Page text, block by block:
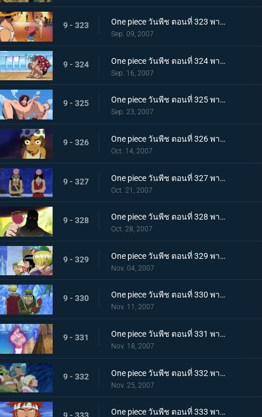
9 - 323 One piece วันพีช ตอนที่ 323 พากย์ไทย ออกจากเมืองแห่งน้ำ! การสะสางของลูกผู้ชายนายอุซป!
Sep. 09, 2007
9 - 324 One piece วันพีช ตอนที่ 324 พากย์ไทย ใบค่าหัวกระจายไปทั่ว บ้านเกิดเริงร่ากับเรือที่มุ่งหน้า!
Sep. 16, 2007
9 - 325 One piece วันพีช ตอนที่ 325 พากย์ไทย ความสามารถสุดชั่วร้าย! ความมืดของหนวดดำจู่โจมเอส!
Sep. 23, 2007
9 - 326 One piece วันพีช ตอนที่ 326 พากย์ไทย กลุ่มโจรสลัดปริศนา! เรือซันนี่และกับดักอันตราย!!!
Oct. 14, 2007
9 - 327 One piece วันพีช ตอนที่ 327 พากย์ไทย เรือซันนี่วิกฤต! จงคำรามอาวุธลับเร็วสุดยอด!
Oct. 21, 2007
9 - 328 One piece วันพีช ตอนที่ 328 พากย์ไทย ความฝันจมลงที่นิวเวิลด์! โจรสลัดพัชเซิ่ลถอดใจสู้!
Oct. 28, 2007
9 - 329 One piece วันพีช ตอนที่ 329 พากย์ไทย กลุ่มนักฆ่าเข้าจู่โจม! ระเบิดศึกบนลานน้ำแข็ง!
Nov. 04, 2007
9 - 330 One piece วันพีช ตอนที่ 330 พากย์ไทย กลุ่มหมวกฟางเจอศึกหนัก! จิตวิญญาณที่เดิมพันด้วยผืนธง!
Nov. 11, 2007
9 - 331 One piece วันพีช ตอนที่ 331 พากย์ไทย ร้อนระอุเต็มพิกัด! พลังแม่เหล็กคู่แฝดเข้าคุกคาม!
Nov. 18, 2007
9 - 332 One piece วันพีช ตอนที่ 332 พากย์ไทย โกลาหลใหญ่ในคฤหาสน์! ตอนพิโรธกับเพื่อนๆที่ถูกจับ
Nov. 25, 2007
One piece วันพีช ตอนที่ 333 พากย์ไทย ฟินิกซ์หวนคืน! ธงในฝันกับคำสาบานของเพื่อน